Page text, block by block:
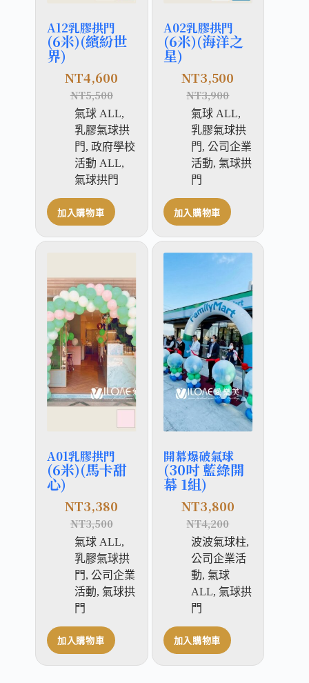
A12乳膠拱門
(6米)(繽紛世
界)
NT5,500
NT4,600
氣球 ALL,
乳膠氣球拱
門, 政府學校
活動 ALL,
氣球拱門
加入購物車
A02乳膠拱門
(6米)(海洋之
星)
NT3,900
NT3,500
氣球 ALL,
乳膠氣球拱
門, 公司企業
活動, 氣球拱
門
加入購物車
A01乳膠拱門
(6米)(馬卡甜
心)
NT3,500
NT3,380
氣球 ALL,
乳膠氣球拱
門, 公司企業
活動, 氣球拱
門
加入購物車
開幕爆破氣球
(30吋 藍綠開
幕 1組)
NT4,200
NT3,800
波波氣球柱,
公司企業活
動, 氣球
ALL, 氣球拱
門
加入購物車